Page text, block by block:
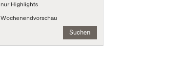
nur Highlights
Wochenendvorschau
Suchen